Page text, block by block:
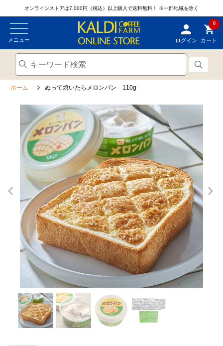
オンラインストアは7,000円（税込）以上購入で送料無料！ ※一部地域を除く
メニュー ログイン
0
カート
ホーム ぬって焼いたらメロンパン 110g